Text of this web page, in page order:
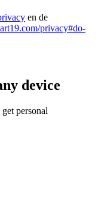
en de
privacy#do-
device
personal